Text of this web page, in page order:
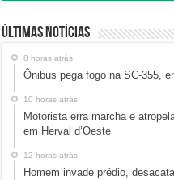
Últimas Notícias
8 horas atrás
Ônibus pega fogo na SC-355,
10 horas atrás
Motorista erra marcha e
em Herval d’Oeste
12 horas atrás
Homem invade prédio,